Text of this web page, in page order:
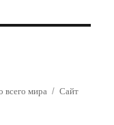
всего мира
Сайт